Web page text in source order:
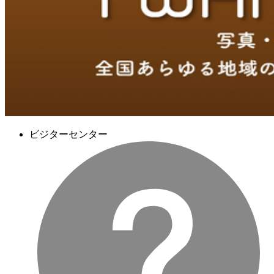
ビジターセンター